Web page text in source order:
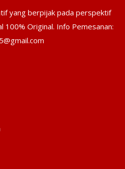
yang berpijak pada perspektif
100% Original. Info Pemesanan: